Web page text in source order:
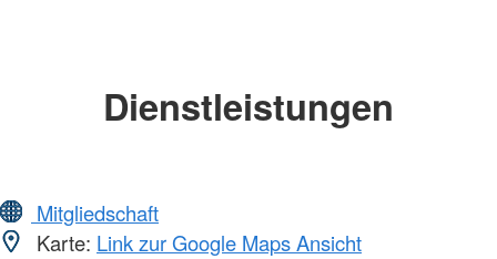
Dienstleistungen
Mitgliedschaft
Karte: Link zur Google Maps Ansicht